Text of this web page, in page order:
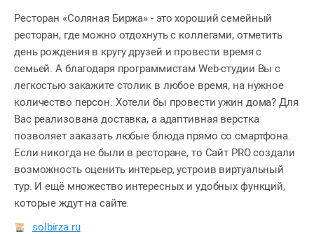
Ресторан «Соляная Биржа» - это хороший семейный
ресторан, где можно отдохнуть с коллегами, отметить
день рождения в кругу друзей и провести время с
семьей. А благодаря программистам Web-студии Вы с
легкостью закажите столик в любое время, на нужное
количество персон. Хотели бы провести ужин дома? Для
Вас реализована доставка, а адаптивная верстка
позволяет заказать любые блюда прямо со смартфона.
Если никогда не были в ресторане, то Сайт PRO создали
возможность оценить интерьер, устроив виртуальный
тур. И ещё множество интересных и удобных функций,
которые ждут на сайте.
solbirza.ru